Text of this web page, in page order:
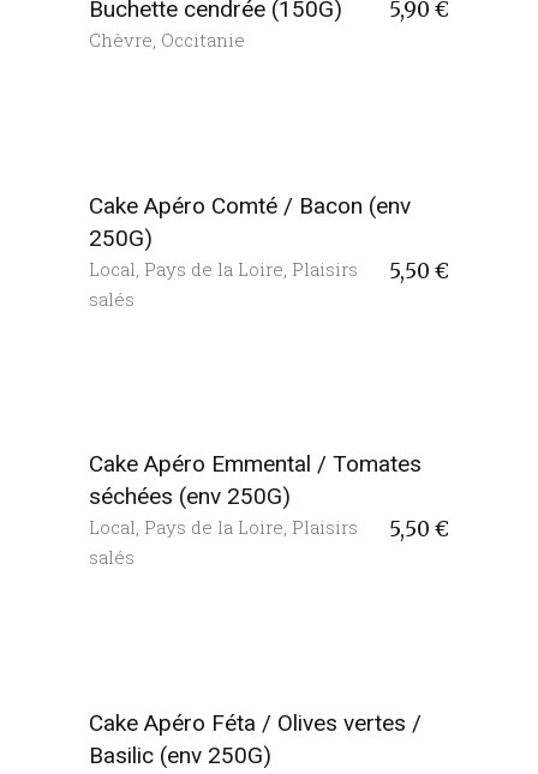
Buchette cendrée (150G) 5,90 €
Chèvre, Occitanie
Cake Apéro Comté / Bacon (env
250G)
5,50 €
Local Pays de la Loire Plaisirs
salés
Cake Apéro Emmental / Tomates
séchées (env 250G)
5,50 €
Local, Pays de la Loire, Plaisirs
salés
Cake Apéro Féta / Olives vertes /
Basilic (env 250G)